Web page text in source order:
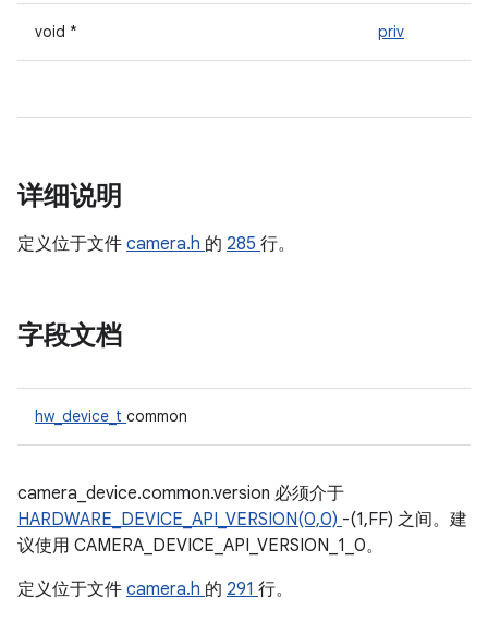
void * priv
详细说明
定义位于文件 camera.h 的 285 行。
字段文档
hw_device_t common
camera_device.common.version 必须介于
HARDWARE_DEVICE_API_VERSION(0,0) -(1,FF) 之间。建
议使用 CAMERA_DEVICE_API_VERSION_1_0。
定义位于文件 camera.h 的 291 行。